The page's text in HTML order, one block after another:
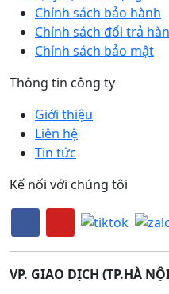
Chính sách bảo hành
Chính sách đổi trả
Chính sách bảo mật
Thông tin công ty
Giới thiệu
Liên hệ
Tin tức
Kế nối với chúng tôi
VP. GIAO DỊCH (TP.HÀ